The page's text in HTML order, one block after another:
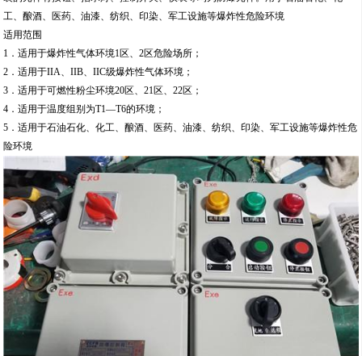
控制电机启停防爆控制箱外壳采用ZL102铝合金压铸成型，表面高压静电喷塑，内
装的元件有按钮、指示灯、控制开关、仪表等均为防爆元件。用于石油石化、化
工、酿酒、医药、油漆、纺织、印染、军工设施等爆炸性危险环境
适用范围
1．适用于爆炸性气体环境1区、2区危险场所；
2．适用于IIA、IIB、IIC级爆炸性气体环境；
3．适用于可燃性粉尘环境20区、21区、22区；
4．适用于温度组别为T1—T6的环境；
5．适用于石油石化、化工、酿酒、医药、油漆、纺织、印染、军工设施等爆炸性危
险环境